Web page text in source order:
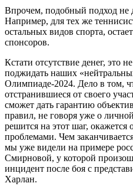
Впрочем, подобный подход не
Например, для тех же
остальных видов спорта,
спонсоров.
Кстати отсутствие денег, это
поджидать наших
Олимпиаде-2024. Дело в том,
отстранившиеся от своего
сможет дать гарантию
правил, не говоря уже о
решится на этот шаг,
проблемами. Чем
мы уже видели на примере
Смирновой, у которой
инцидент после боя с
Харлан.